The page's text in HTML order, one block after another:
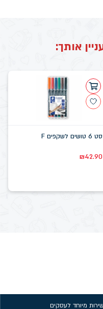
אותך:
סט 6 טושים לשקפים F
₪42.90
שירות מיוחד לעסקים